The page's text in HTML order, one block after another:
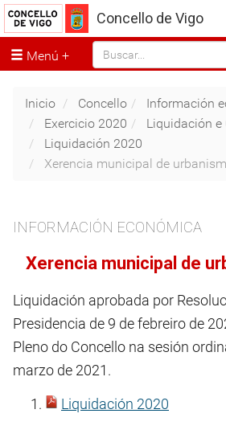
Concello de Vigo
Menú
Inicio Concello
Información
Exercicio 2020
Liquidación e
Liquidación 2020
Xerencia municipal de
INFORMACIÓN ECONÓMICA
Xerencia municipal de
Liquidación aprobada por
Presidencia de 9 de febreiro de
Pleno do Concello na sesión
marzo de 2021.
Liquidación 2020